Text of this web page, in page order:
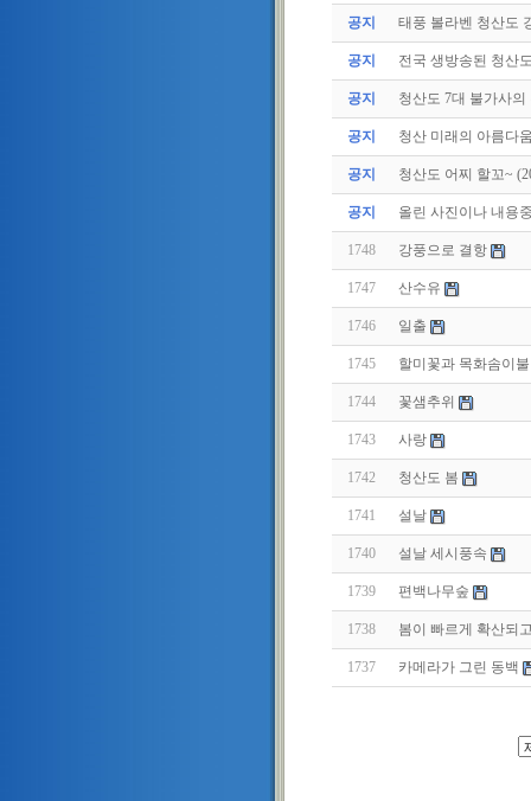
공지 태풍 볼라벤 청산도
공지 전국 생방송된 청산
공지 청산도 7대 불가사의
공지 청산 미래의 아름다
공지 청산도 어찌 할꼬~
공지 올린 사진이나 내용
1748 강풍으로 결항
1747 산수유
1746 일출
1745 할미꽃과 목화솜이불
1744 꽃샘추위
1743 사랑
1742 청산도 봄
1741 설날
1740 설날 세시풍속
1739 편백나무숲
1738 봄이 빠르게 확산되
1737 카메라가 그린 동백